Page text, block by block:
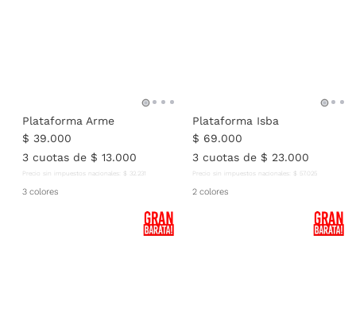
Plataforma Arme
$ 39.000
3cuotas de $ 13.000
Precio sin impuestos nacionales: $ 32. 231
3 colores
Plataforma Isba
$ 69.000
3cuotas de $ 23.000
Precio sin impuestos nacionales: $ 57 .025
2 colores